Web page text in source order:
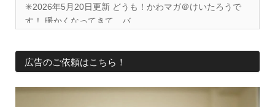
✳︎2026年5月20日更新 どうも！かわマガ＠けいたろうで
す！ 暖かくなってきて、バ...
広告のご依頼はこちら！